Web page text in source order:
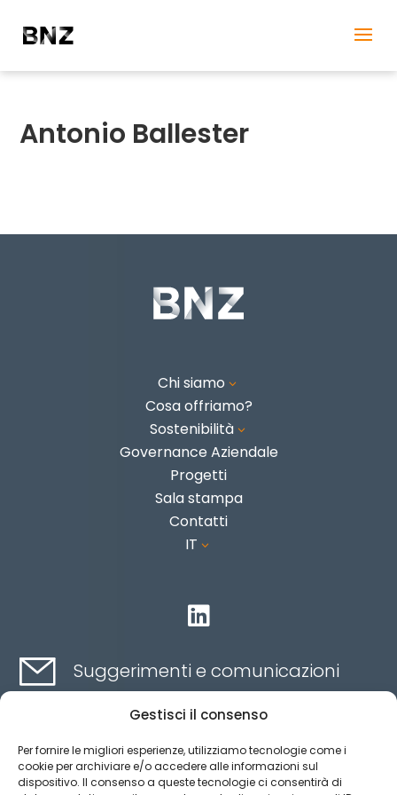
Gestisci il consenso
Per fornire le migliori esperienze, utilizziamo tecnologie come i
cookie per archiviare e/o accedere alle informazioni sul
dispositivo. Il consenso a queste tecnologie ci consentirà di
Antonio Ballester
Chi siamo 3
Cosa offriamo?
Sostenibilità3
Governance Aziendale
Progetti
Sala stampa
Contatti
IT 3

Suggerimenti e comunicazioni